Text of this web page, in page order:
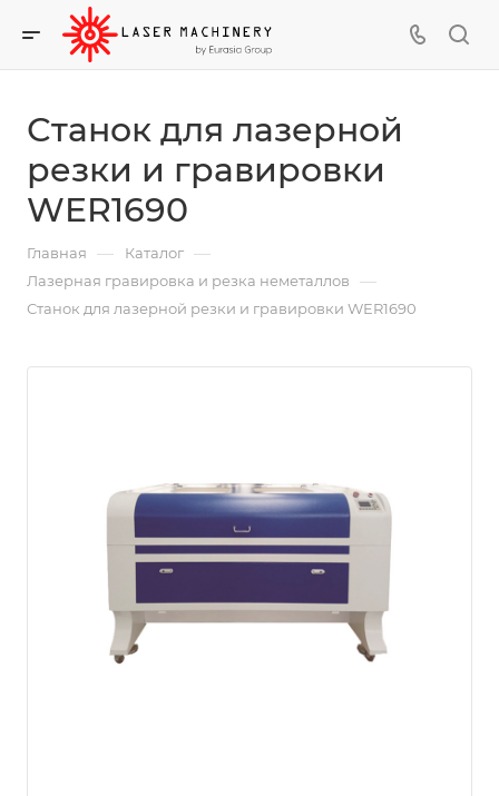
Станок для лазерной
резки и гравировки
WER1690
Главная — Каталог —
Лазерная гравировка и резка неметаллов —
Станок для лазерной резки и гравировки WER1690